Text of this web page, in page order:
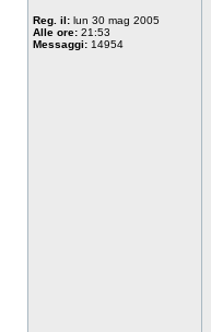
Reg. il: lun 30 mag 2005
Alle ore: 21:53
Messaggi: 14954